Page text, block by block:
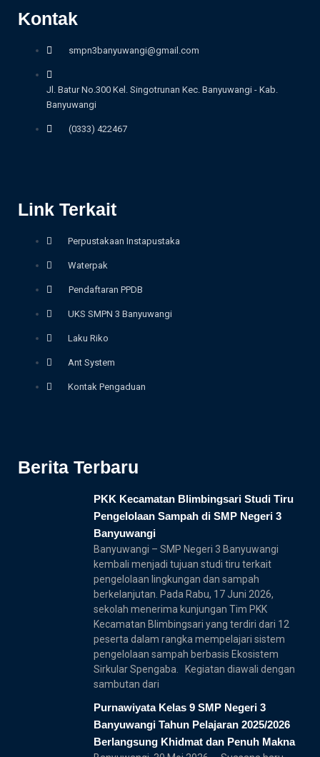
Kontak
smpn3banyuwangi@gmail.com
Jl. Batur No.300 Kel. Singotrunan Kec. Banyuwangi - Kab.
Banyuwangi
(0333) 422467
Link Terkait
Perpustakaan Instapustaka
Waterpak
Pendaftaran PPDB
UKS SMPN 3 Banyuwangi
Laku Riko
Ant System
Kontak Pengaduan
Berita Terbaru
PKK Kecamatan Blimbingsari Studi Tiru
Pengelolaan Sampah di SMP Negeri 3
Banyuwangi
Banyuwangi – SMP Negeri 3 Banyuwangi
kembali menjadi tujuan studi tiru terkait
pengelolaan lingkungan dan sampah
berkelanjutan. Pada Rabu, 17 Juni 2026,
sekolah menerima kunjungan Tim PKK
Kecamatan Blimbingsari yang terdiri dari 12
peserta dalam rangka mempelajari sistem
pengelolaan sampah berbasis Ekosistem
Sirkular Spengaba. Kegiatan diawali dengan
sambutan dari
Purnawiyata Kelas 9 SMP Negeri 3
Banyuwangi Tahun Pelajaran 2025/2026
Berlangsung Khidmat dan Penuh Makna